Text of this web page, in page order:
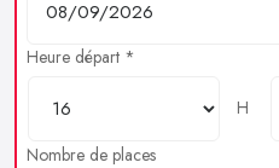
Heure départ *
H
Nombre de places